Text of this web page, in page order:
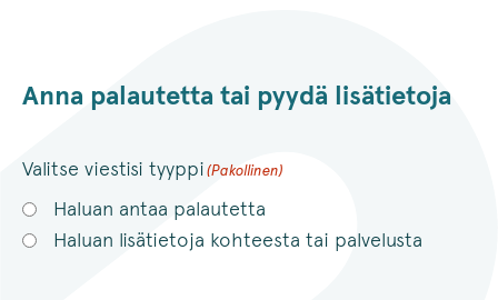
Anna palautetta tai pyydä lisätietoja
Valitse viestisi tyyppi(Pakollinen)
Haluan antaa palautetta
Haluan lisätietoja kohteesta tai palvelusta